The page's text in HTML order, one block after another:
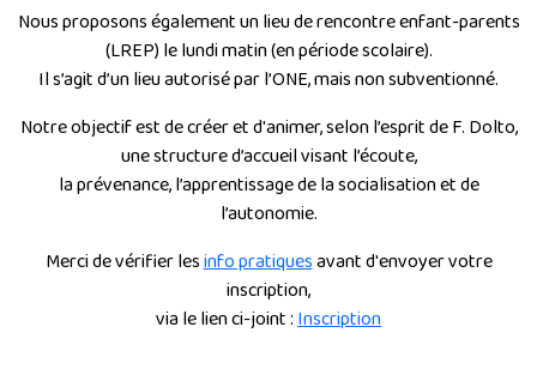
Nous proposons également un lieu de rencontre enfant-parents
(LREP) le lundi matin (en période scolaire).
Il s’agit d’un lieu autorisé par l’ONE, mais non subventionné.
Notre objectif est de créer et d'animer, selon l’esprit de F. Dolto,
une structure d’accueil visant l’écoute,
la prévenance, l’apprentissage de la socialisation et de
l’autonomie.
Merci de vérifier lesinfo pratiquesavant d'envoyer votre
inscription,
via le lien ci-joint :Inscription